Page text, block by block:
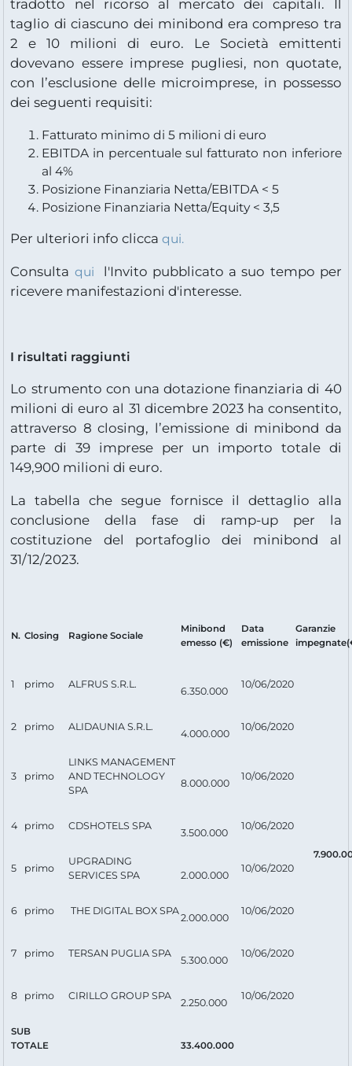
tradotto nel ricorso al mercato dei capitali. Il
taglio di ciascuno dei minibond era compreso tra
2 e 10 milioni di euro. Le Società emittenti
dovevano essere imprese pugliesi, non quotate,
con l’esclusione delle microimprese, in possesso
dei seguenti requisiti:
Fatturato minimo di 5 milioni di euro
EBITDA in percentuale sul fatturato non inferiore
al 4%
Posizione Finanziaria Netta/EBITDA < 5
Posizione Finanziaria Netta/Equity < 3,5
Per ulteriori info cliccaqui.
Consulta qui l'Invito pubblicato a suo tempo per
ricevere manifestazioni d'interesse.
I risultati raggiunti
Lo strumento con una dotazione finanziaria di 40
milioni di euro al 31 dicembre 2023 ha consentito,
attraverso 8 closing, l’emissione di minibond da
parte di 39 imprese per un importo totale di
149,900 milioni di euro.
La tabella che segue fornisce il dettaglio alla
conclusione della fase di ramp-up per la
costituzione del portafoglio dei minibond al
31/12/2023.
N. Closing Ragione Sociale
Minibond
emesso (€)
Data
emissione
Garanzie
1 primo ALFRUS S.R.L.
6.350.000
10/06/2020
2 primo ALIDAUNIA S.R.L.
4.000.000
10/06/2020
3 primo
LINKS MANAGEMENT
AND TECHNOLOGY
SPA
8.000.000
10/06/2020
4 primo CDSHOTELS SPA
3.500.000
10/06/2020
5 primo
UPGRADING
SERVICES SPA
2.000.000
10/06/2020
6 primo THE DIGITAL BOX SPA
2.000.000
10/06/2020
7 primo TERSAN PUGLIA SPA
5.300.000
10/06/2020
8 primo CIRILLO GROUP SPA
2.250.000
10/06/2020
SUB
TOTALE
33.400.000